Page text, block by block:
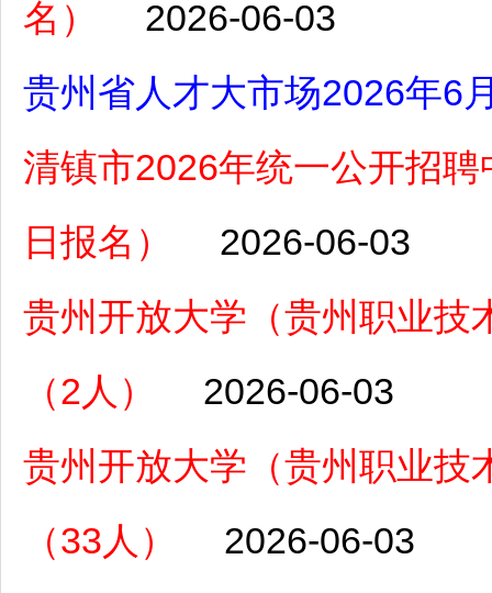
名）
2026-06-03
贵州省人才大市场2026年6
清镇市2026年统一公开招
日报名）
2026-06-03
贵州开放大学（贵州职业技
（2人）
2026-06-03
贵州开放大学（贵州职业技
（33人）
2026-06-03